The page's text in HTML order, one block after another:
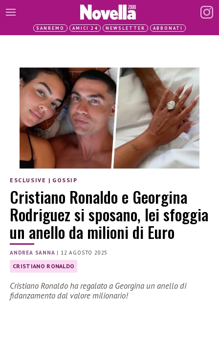
SANREMO AMICI 24 NEWSLETTER ABBONATI
ESCLUSIVE | GOSSIP
Cristiano Ronaldo e Georgina
Rodriguez si sposano, lei sfoggia
un anello da milioni di Euro
ANDREA SANNA | 12 AGOSTO 2025
CRISTIANO RONALDO
Cristiano Ronaldo ha regalato a Georgina un anello di
fidanzamento dal valore milionario!